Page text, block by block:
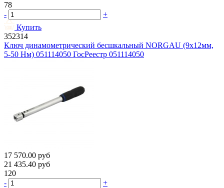
78
-
+
Купить
352314
Ключ динамометрический бесшкальный NORGAU (9х12мм,
5-50 Нм) 051114050 ГосРеестр 051114050
17 570.00 руб
21 435.40 руб
120
-
+